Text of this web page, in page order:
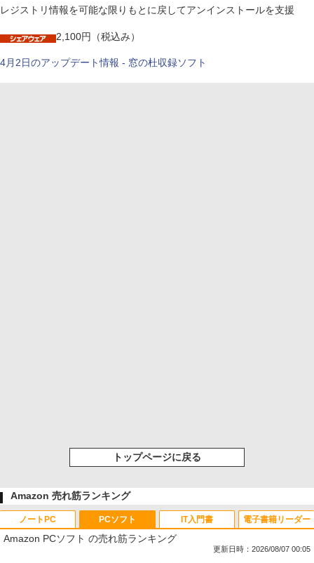
レジストリ情報を可能な限りもとに戻してアンインストールを支援
2,100円（税込み）
4月2日のアップデート情報 - 窓の杜収録ソフト
トップページに戻る
Amazon 売れ筋ランキング
ノートPC PCソフト
Amazon PCソフト の売れ筋ランキング
更新日時：2026/08/07 00:05
IT入門書 電子書籍リーダー